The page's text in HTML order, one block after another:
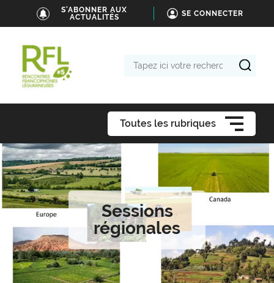
S'ABONNER AUX
ACTUALITÉS
SE CONNECTER
Toutes les rubriques
Sessions
régionales